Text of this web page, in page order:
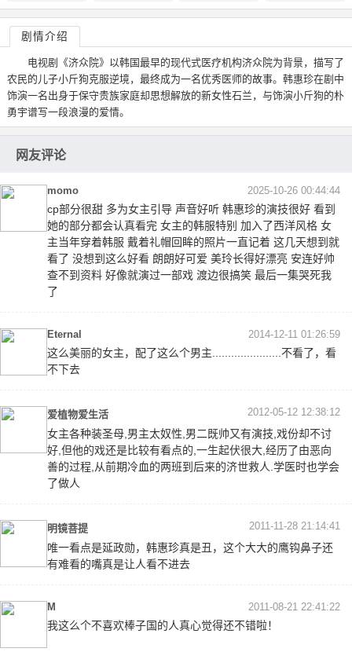
剧情介绍
电视剧《济众院》以韩国最早的现代式医疗机构济众院为背景，描写了
农民的儿子小斤狗克服逆境，最终成为一名优秀医师的故事。韩惠珍在剧中
饰演一名出身于保守贵族家庭却思想解放的新女性石兰，与饰演小斤狗的朴
勇宇谱写一段浪漫的爱情。
网友评论
momo 2025-10-26 00:44:44
cp部分很甜 多为女主引导 声音好听 韩惠珍的演技很好 看到
她的部分都会认真看完 女主的韩服特别 加入了西洋风格 女
主当年穿着韩服 戴着礼帽回眸的照片一直记着 这几天想到就
看了 没想到这么好看 朗朗好可爱 美玲长得好漂亮 安连好帅
查不到资料 好像就演过一部戏 渡边很搞笑 最后一集哭死我
了
Eternal 2014-12-11 01:26:59
这么美丽的女主，配了这么个男主......................不看了，看
不下去
爱植物爱生活 2012-05-12 12:38:12
女主各种装圣母,男主太奴性,男二既帅又有演技,戏份却不讨
好,但他的戏还是比较有看点的,一生起伏很大,经历了由恶向
善的过程,从前期冷血的两班到后来的济世救人.学医时也学会
了做人
明镜菩提 2011-11-28 21:14:41
唯一看点是延政勋，韩惠珍真是丑，这个大大的鹰钩鼻子还
有难看的嘴真是让人看不进去
M 2011-08-21 22:41:22
我这么个不喜欢棒子国的人真心觉得还不错啦！